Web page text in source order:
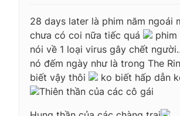
28 days later là phim năm ngoái
chưa có coi nữa tiếc quá
phim
nói về 1 loại virus gây chết
nó đếm ngày như là trong The
biết vậy thôi
ko biết hấp dẫn
Thiên thần của các cô gái